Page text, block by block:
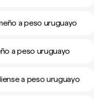
a peso uruguayo
a peso uruguayo
a peso uruguayo